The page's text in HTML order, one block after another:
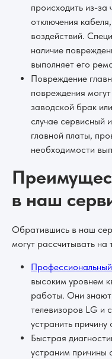
происходить из-за
отключения
воздействий.
наличие
выполняет его
Повреждение
повреждения
заводской брак
случае сервисный
главной платы,
необходимости
в наш
Обратившись в наш
могут рассчитывать на
высоким уровнем
работы. Они
телевизоров LG и
устранить причину
Быстрая
устраним причины